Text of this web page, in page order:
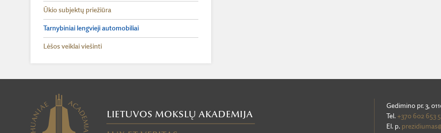
Ūkio subjektų priežiūra
Tarnybiniai lengvieji automobiliai
Lėšos veiklai viešinti
Gedimino pr. 3,
Tel. +370 602 653
El. p.